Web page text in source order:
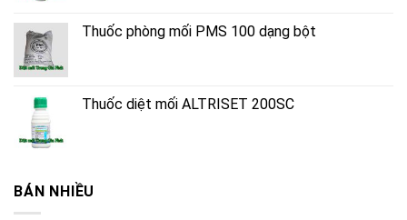
Thuốc phòng mối PMS 100 dạng bột
Thuốc diệt mối ALTRISET 200SC
BÁN NHIỀU